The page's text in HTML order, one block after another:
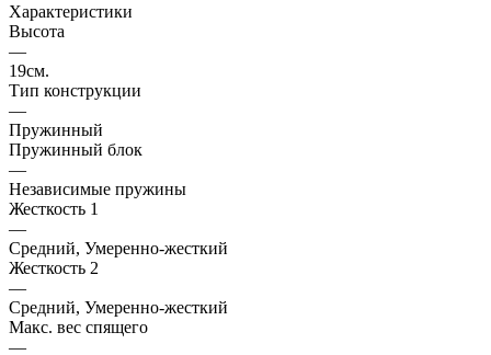
Характеристики
Высота
—
19см.
Тип конструкции
—
Пружинный
Пружинный блок
—
Независимые пружины
Жесткость 1
—
Средний, Умеренно-жесткий
Жесткость 2
—
Средний, Умеренно-жесткий
Макс. вес спящего
—